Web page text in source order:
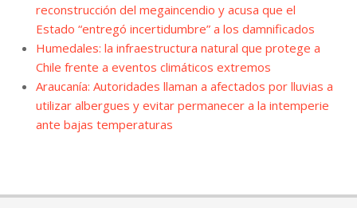
reconstrucción del megaincendio y acusa que el
Estado “entregó incertidumbre” a los damnificados
Humedales: la infraestructura natural que protege a
Chile frente a eventos climáticos extremos
Araucanía: Autoridades llaman a afectados por lluvias a
utilizar albergues y evitar permanecer a la intemperie
ante bajas temperaturas